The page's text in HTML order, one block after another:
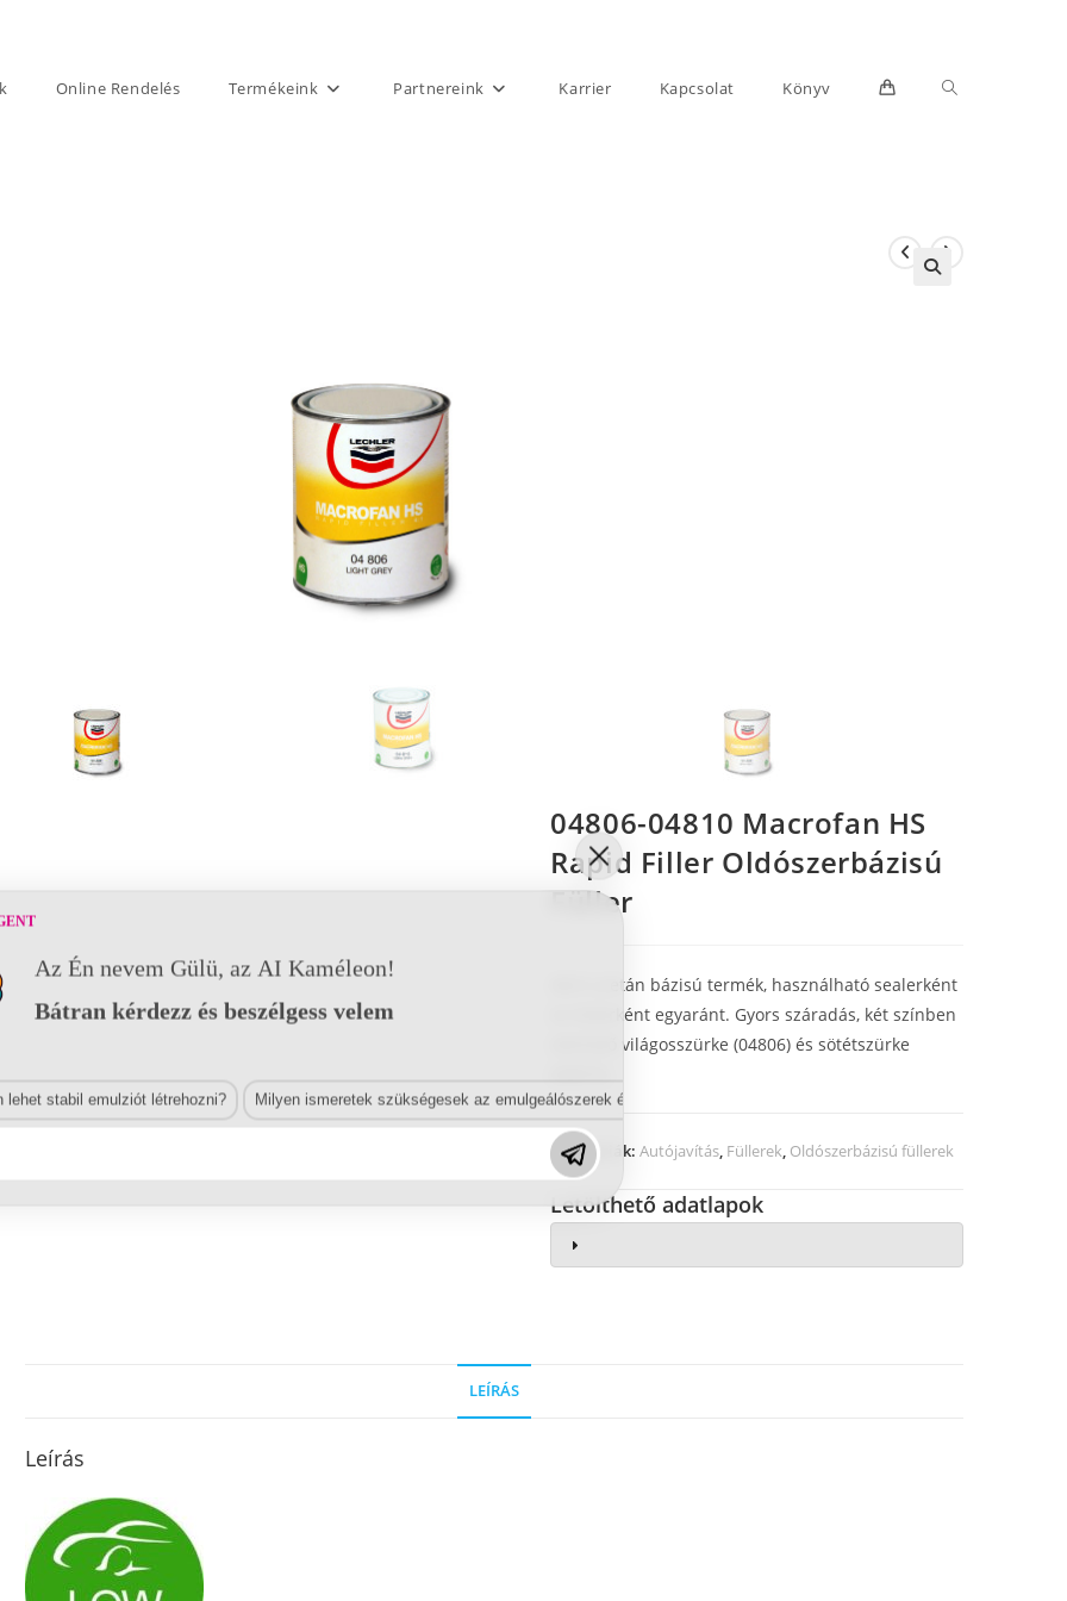
Online Rendelés Termékeink Partnereink Karrier Kapcsolat Könyv Toggle
04806-04810 Macrofan HS
Rapid Filler Oldószerbázisú
Füller
Akril-uretán bázisú termék, használható sealerként
és füllerként egyaránt. Gyors száradás, két színben
elérhető világosszürke (04806) és sötétszürke
Kategóriák:Autójavítás, Füllerek, Oldószerbázisú füllerek
Letölthető adatlapok
LEÍRÁS
Leírás
Az Én nevem Gülü, az AI Kaméleon!
Bátran kérdezz és beszélgess velem
lehet stabil emulziót létrehozni? Milyen ismeretek szükségesek az emulgeálószerek és diszpergálószerek terén?